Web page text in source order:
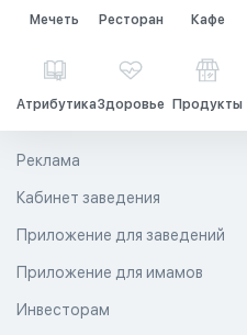
Мечеть Ресторан Кафе
АтрибутикаЗдоровье Продукты
Реклама
Кабинет заведения
Приложение для заведений
Приложение для имамов
Инвесторам